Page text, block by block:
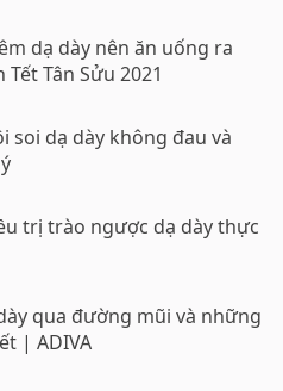
dạ dày nên ăn uống ra
Tân Sửu 2021
soi dạ dày không đau và
trị trào ngược dạ dày thực
qua đường mũi và những
| ADIVA